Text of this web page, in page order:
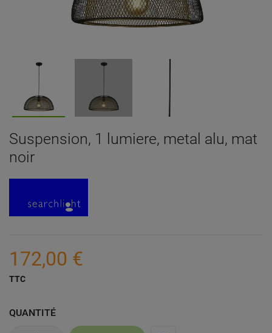
Suspension, 1 lumiere, metal alu, mat
noir
172,00 €
TTC
QUANTITÉ